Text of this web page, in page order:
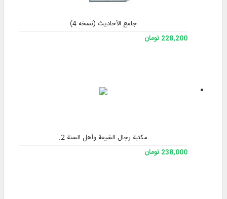
جامع الأحادیث (نسخه 4)
228,200 تومان
مكتبة رجال الشيعة وأهل السنة 2.
238,000 تومان